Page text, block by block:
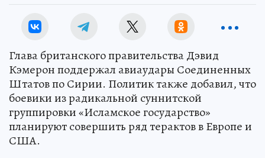
Глава британского правительства Дэвид
Кэмерон поддержал авиаудары Соединенных
Штатов по Сирии. Политик также добавил, что
боевики из радикальной суннитской
группировки «Исламское государство»
планируют совершить ряд терактов в Европе и
США.